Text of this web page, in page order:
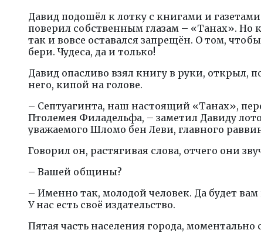
Давид подошёл к лотку с книгами и
поверил собственным глазам – «Танах». Но
так и вовсе оставался запрещён. О том,
бери. Чудеса, да и только!
Давид опасливо взял книгу в руки, открыл,
него, кипой на голове.
– Септуагинта, наш настоящий «Танах»,
Птолемея Филадельфа, – заметил Давиду
уважаемого Шломо бен Леви, главного
Говорил он, растягивая слова, отчего они
– Вашей общины?
– Именно так, молодой человек. Да будет
У нас есть своё издательство.
Пятая часть населения города, моментально